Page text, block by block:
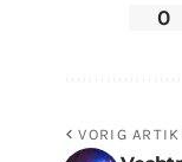
0
VORIG